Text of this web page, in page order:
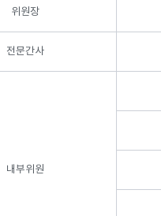
위원장
전문간사
내부위원